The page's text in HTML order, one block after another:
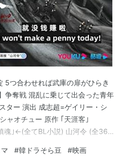
5つ合わせれば武庫の扉がひらき
争奪戦 混乱に乗じて出会った青年
ター 演出 成志超=ゲイリー・シ
ャオチュー 原作 ｢天涯客｣
魂｣←(全てBL小説) 山河令 (全36
#韓ドラそら豆 #映画